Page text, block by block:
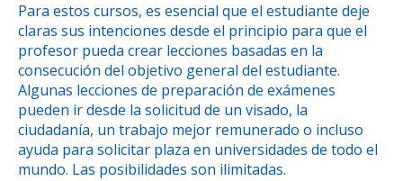
Para estos cursos, es esencial que el estudiante deje
claras sus intenciones desde el principio para que el
profesor pueda crear lecciones basadas en la
consecución del objetivo general del estudiante.
Algunas lecciones de preparación de exámenes
pueden ir desde la solicitud de un visado, la
ciudadanía, un trabajo mejor remunerado o incluso
ayuda para solicitar plaza en universidades de todo el
mundo. Las posibilidades son ilimitadas.